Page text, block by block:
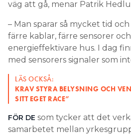
väg att gå, menar Patrik
– Man sparar så mycket tid
färre kablar, färre sensorer
energieffektivare hus. I dag
med sensorers signaler som
LÄS OCKSÅ:
KRAV STYRA BELYSNING OCH
SITT EGET RACE”
FÖR DE som tycker att det
samarbetet mellan